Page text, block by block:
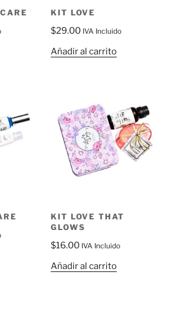
KIT LOVE
$29.00 IVA Incluido
Añadir al carrito
KIT LOVE THAT
GLOWS
$16.00 IVA Incluido
Añadir al carrito